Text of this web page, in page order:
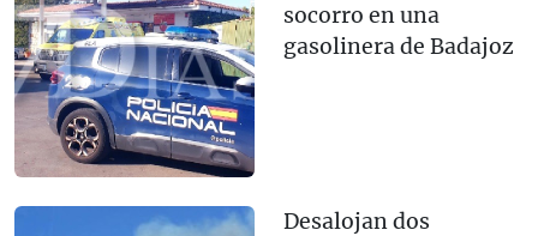
socorro en una
gasolinera de Badajoz
Desalojan dos